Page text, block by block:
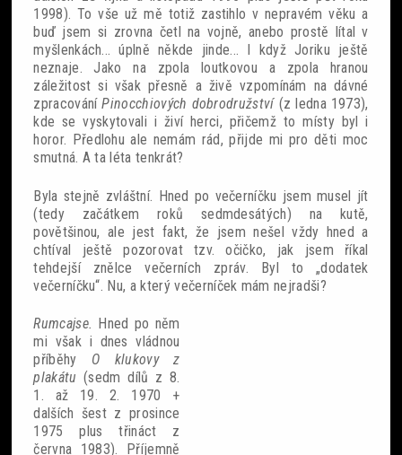
1998). To vše už mě totiž zastihlo v nepravém věku a
buď jsem si zrovna četl na vojně, anebo prostě lítal v
myšlenkách... úplně někde jinde... I když Joriku ještě
neznaje. Jako na zpola loutkovou a zpola hranou
záležitost si však přesně a živě vzpomínám na dávné
zpracováníPinocchiových dobrodružství (z ledna 1973),
kde se vyskytovali i živí herci, přičemž to místy byl i
horor. Předlohu ale nemám rád, přijde mi pro děti moc
smutná. A ta léta tenkrát?
Byla stejně zvláštní. Hned po večerníčku jsem musel jít
(tedy začátkem roků sedmdesátých) na kutě,
povětšinou, ale jest fakt, že jsem nešel vždy hned a
chtíval ještě pozorovat tzv. očičko, jak jsem říkal
tehdejší znělce večerních zpráv. Byl to „dodatek
večerníčku“. Nu, a který večerníček mám nejradši?
Rumcajse. Hned po něm
mi však i dnes vládnou
příběhy O klukovy z
plakátu(sedm dílů z 8.
1. až 19. 2. 1970 +
dalších šest z prosince
1975 plus třináct z
června 1983). Příjemně